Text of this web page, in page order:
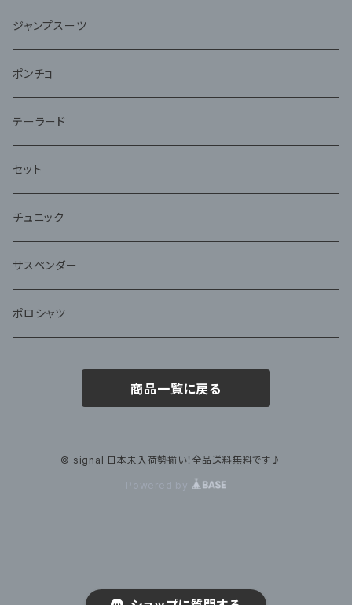
ジャンプスーツ
ポンチョ
テーラード
セット
チュニック
サスペンダー
ポロシャツ
商品一覧に戻る
© signal 日本未入荷勢揃い！全品送料無料です♪
Powered by